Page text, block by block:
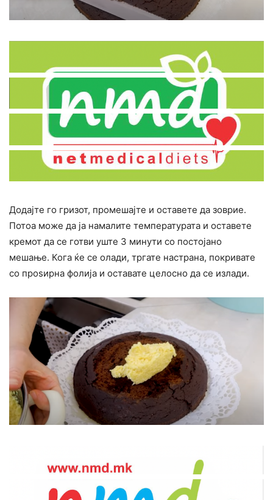
Додајте го гризот, промешајте и оставете да зоврие.
Потоа може да ја намалите температурата и оставете
кремот да се готви уште 3 минути со постојано
мешање. Кога ќе се олади, тргате настрана, покривате
со проѕирна фолија и оставате целосно да се излади.